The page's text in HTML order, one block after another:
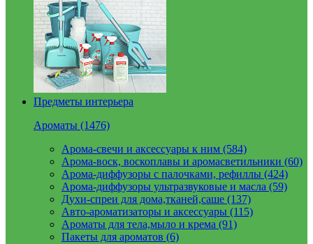
Предметы интерьера
Ароматы (1476)
Арома-свечи и аксессуары к ним (584)
Арома-воск, воскоплавы и аромасветильники (60)
Арома-диффузоры с палочками, рефиллы (424)
Арома-диффузоры ультразвуковые и масла (59)
Духи-спреи для дома,тканей,саше (137)
Авто-ароматизаторы и аксессуары (115)
Ароматы для тела,мыло и крема (91)
Пакеты для ароматов (6)